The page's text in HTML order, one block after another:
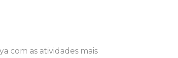
com as atividades mais